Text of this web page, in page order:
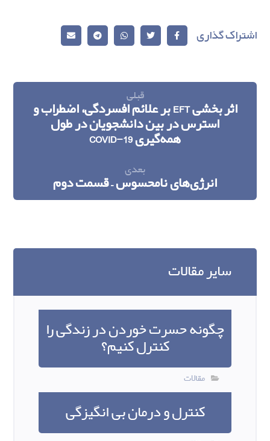
قبلی
اثربخشی EFT بر علائم افسردگی، اضطراب و
استرس در بین دانشجویان در طول
همه‌گیری COVID-19
بعدی
انرژی‌های نامحسوس – قسمت دوم
سایر مقالات
چگونه حسرت خوردن در زندگی را
کنترل کنیم؟
مقالات
کنترل و درمان بی انگیزگی